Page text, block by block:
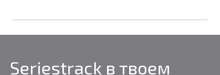
Seriestrack в твоем